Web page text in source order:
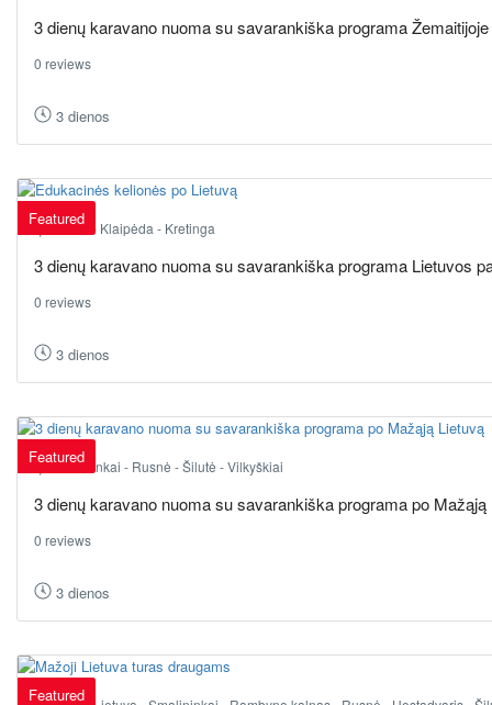
3 dienų karavano nuoma su savarankiška programa Žemaitijoje
0 reviews
3 dienos
Featured
Karklė - Klaipėda - Kretinga
3 dienų karavano nuoma su savarankiška programa Lietuvos
0 reviews
3 dienos
Featured
Smalininkai - Rusnė - Šilutė - Vilkyškiai
3 dienų karavano nuoma su savarankiška programa po Mažąją
0 reviews
3 dienos
Featured